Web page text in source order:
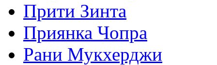
Прити Зинта
Приянка Чопра
Рани Мукхерджи